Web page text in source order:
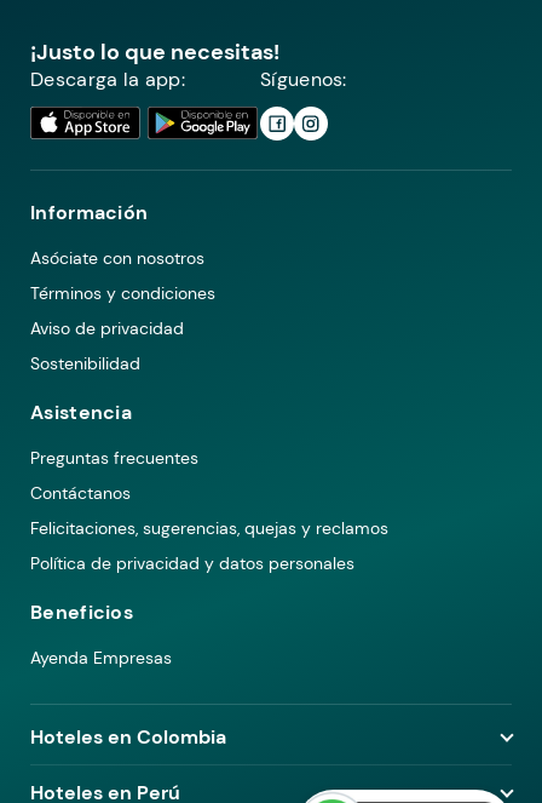
¡Justo lo que necesitas!
Descarga la app: Síguenos:
Información
Asóciate con nosotros
Términos y condiciones
Aviso de privacidad
Sostenibilidad
Asistencia
Preguntas frecuentes
Contáctanos
Felicitaciones, sugerencias, quejas y reclamos
Política de privacidad y datos personales
Beneficios
Ayenda Empresas
Hoteles en Colombia
Hoteles en Medellín
Hoteles en Perú